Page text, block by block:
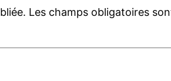
Les champs obligatoires